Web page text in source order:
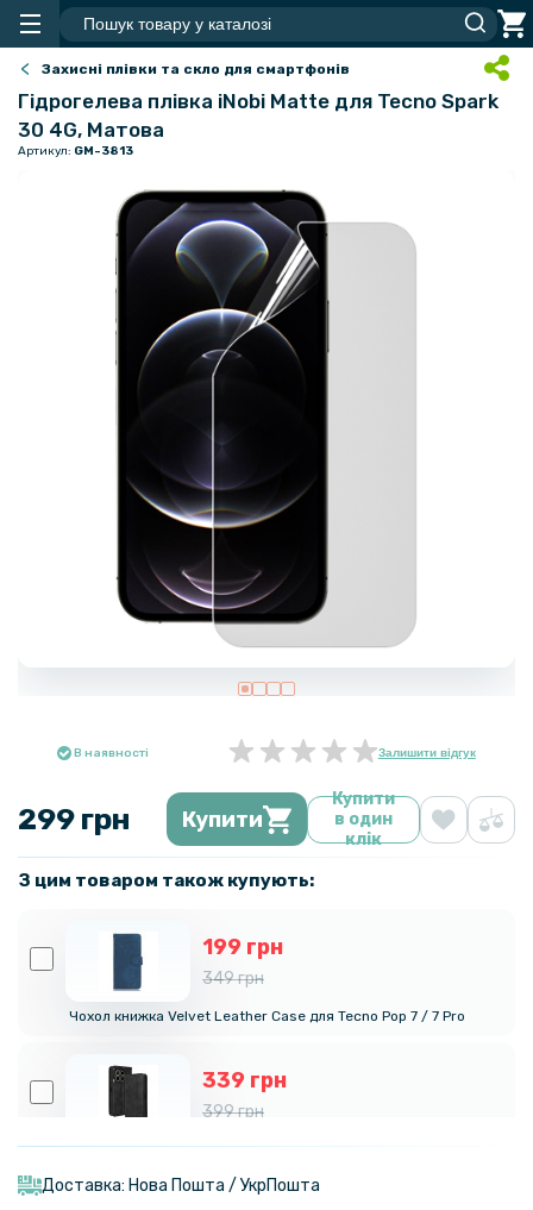
Захисні плівки та скло для смартфонів
Гідрогелева плівка iNobi Matte для Tecno Spark
30 4G, Матова
Артикул: GM-3813
В наявності Залишити відгук
299 грн Купити
Купити
в один
клік
З цим товаром також купують:
199 грн
349 грн
Чохол книжка Velvet Leather Case для Tecno Pop 7 / 7 Pro
339 грн
399 грн
Чохол-книжка Epik iFace Retro Leather для Tecno Camon 30 4G /
Доставка: Нова Пошта / УкрПошта